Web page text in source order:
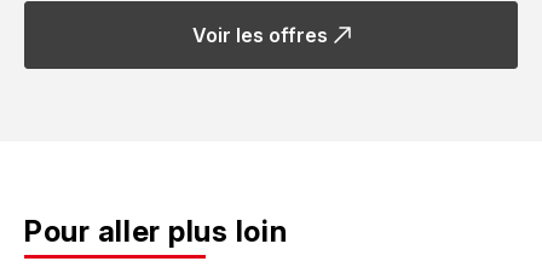
Voir les offres
Pour aller plus loin